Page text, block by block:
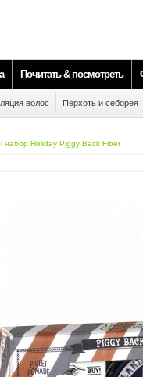
Почитать & посмотреть
волос Перхоть и себорея
набор Holiday Piggy Back Fiber